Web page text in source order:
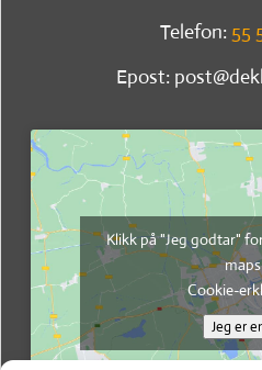
Telefon: 55
Epost:
Klikk på "Jeg godtar"
Cookie-
Jeg er